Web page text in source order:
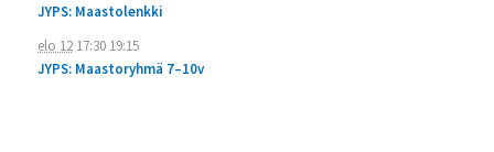
JYPS: Maastolenkki
elo 1217:30 19:15
JYPS: Maastoryhmä 7–10v